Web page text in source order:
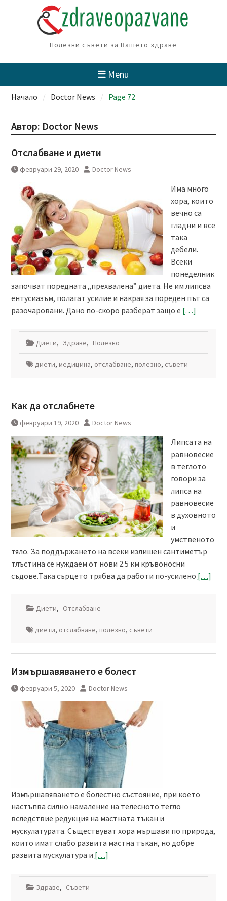
Полезни съвети за Вашето здраве
Menu
Начало Doctor News Page 72
Автор: Doctor News
Отслабване и диети
февруари 29, 2020 Doctor News
Има много
хора, които
вечно са
гладни и все
така
дебели.
Всеки
понеделник
започват поредната „прехвалена” диета. Не им липсва
ентусиазъм, полагат усилие и накрая за пореден път са
разочаровани. Дано по-скоро разберат защо е […]
Диети, Здраве, Полезно
диети, медицина, отслабване, полезно, съвети
Как да отслабнете
февруари 19, 2020 Doctor News
Липсата на
равновесие
в теглото
говори за
липса на
равновесие
в духовното
и
умственото
тяло. За поддържането на всеки излишен сантиметър
тлъстина се нуждаем от нови 2.5 км кръвоносни
съдове.Така сърцето трябва да работи по-усилено […]
Диети, Отслабване
диети, отслабване, полезно, съвети
Измършавяването е болест
февруари 5, 2020 Doctor News
Измършавяването е болестно състояние, при което
настъпва силно намаление на телесното тегло
вследствие редукция на мастната тъкан и
мускулатурата. Съществуват хора мършави по природа,
които имат слабо развита мастна тъкан, но добре
развита мускулатура и […]
Здраве, Съвети